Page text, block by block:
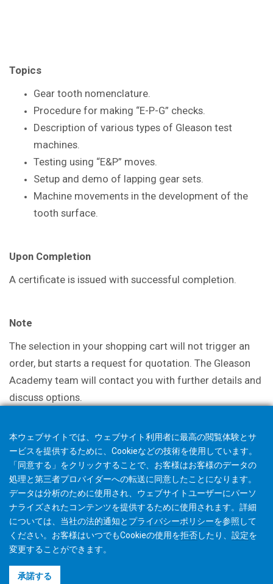
Topics
Gear tooth nomenclature.
Procedure for making “E-P-G” checks.
Description of various types of Gleason test
machines.
Testing using “E&P” moves.
Setup and demo of lapping gear sets.
Machine movements in the development of the
tooth surface.
Upon Completion
A certificate is issued with successful completion.
Note
The selection in your shopping cart will not trigger an
order, but starts a request for quotation. The Gleason
Academy team will contact you with further details and
discuss options.
利用規約
本ウェブサイトでは、ウェブサイト利用者に最高の閲覧体験とサ
ービスを提供するために、Cookieなどの技術を使用しています。
「同意する」をクリックすることで、お客様はお客様のデータの
処理と第三者プロバイダーへの転送に同意したことになります。
データは分析のために使用され、ウェブサイトユーザーにパーソ
ナライズされたコンテンツを提供するために使用されます。詳細
については、当社の法的通知と プライバシーポリシーを参照して
ください。お客様はいつでもCookieの使用を拒否したり、 設定を
変更することができます。
承諾する